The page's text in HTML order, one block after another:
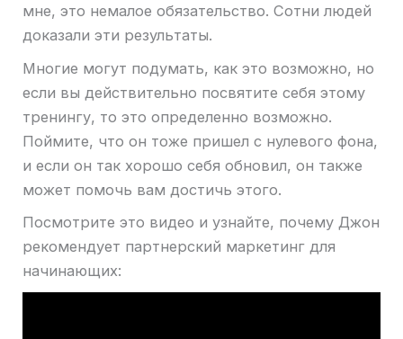
мне, это немалое обязательство. Сотни людей
доказали эти результаты.
Многие могут подумать, как это возможно, но
если вы действительно посвятите себя этому
тренингу, то это определенно возможно.
Поймите, что он тоже пришел с нулевого фона,
и если он так хорошо себя обновил, он также
может помочь вам достичь этого.
Посмотрите это видео и узнайте, почему Джон
рекомендует партнерский маркетинг для
начинающих: